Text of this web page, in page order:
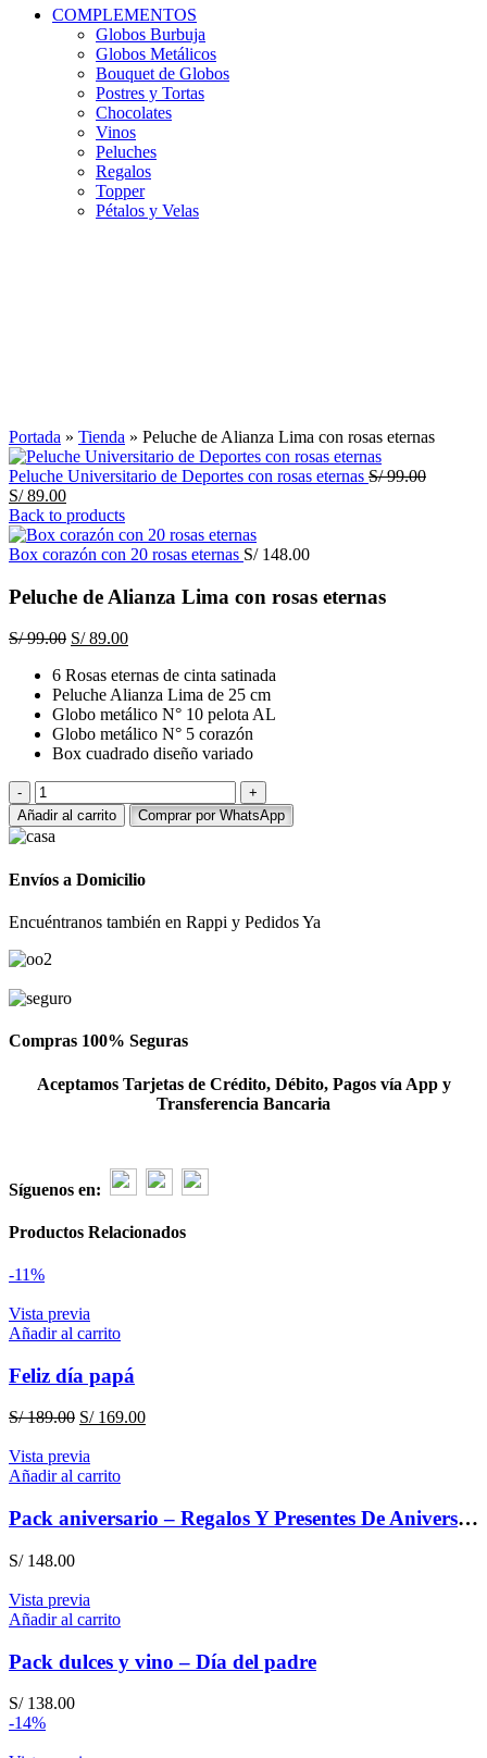
COMPLEMENTOS
Globos Burbuja
Globos Metálicos
Bouquet de Globos
Postres y Tortas
Chocolates
Vinos
Peluches
Regalos
Topper
Pétalos y Velas
Portada » Tienda » Peluche de Alianza Lima con rosas eternas
Peluche Universitario de Deportes con rosas eternas S/99.00El
S/89.00El
precio
actual
es:
Back to products
Box corazón con 20 rosas eternas S/148.00
Peluche de Alianza Lima con rosas eternas
S/99.00 El
original
era:
S/ 99.00.
S/89.00El
actual
es:
S/ 89.00.
6 Rosas eternas de cinta satinada
Peluche Alianza Lima de 25 cm
Globo metálico N° 10 pelota AL
Globo metálico N° 5 corazón
Box cuadrado diseño variado
Peluche
de
Alianza
Lima
rosas
cantidad
Añadir al carrito Comprar por WhatsApp
Envíos a Domicilio
Encuéntranos también en Rappi y Pedidos Ya
Compras 100% Seguras
Aceptamos Tarjetas de Crédito, Débito, Pagos vía App y
Transferencia Bancaria
Síguenos en:
Productos Relacionados
-11%
Vista previa
Añadir al carrito
Feliz día papá
S/189.00 El
original
era:
S/169.00El
Vista previa
Añadir al carrito
Pack aniversario – Regalos Y Presentes De Aniversario
S/148.00
Vista previa
Añadir al carrito
Pack dulces y vino – Día del padre
S/138.00
-14%